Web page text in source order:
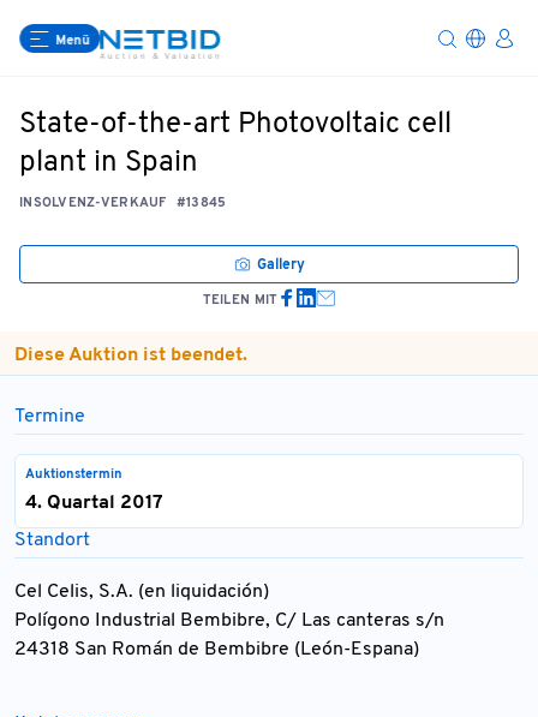
Menü
State-of-the-art Photovoltaic cell
plant in Spain
INSOLVENZ-VERKAUF #13845
Gallery
TEILEN MIT
Diese Auktion ist beendet.
Termine
Auktionstermin
4. Quartal 2017
Standort
Cel Celis, S.A. (en liquidación)
Polígono Industrial Bembibre, C/ Las canteras s/n
24318 San Román de Bembibre (León-Espana)